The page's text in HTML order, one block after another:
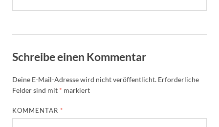
Schreibe einen Kommentar
Deine E-Mail-Adresse wird nicht veröffentlicht. Erforderliche
Felder sind mit * markiert
KOMMENTAR *